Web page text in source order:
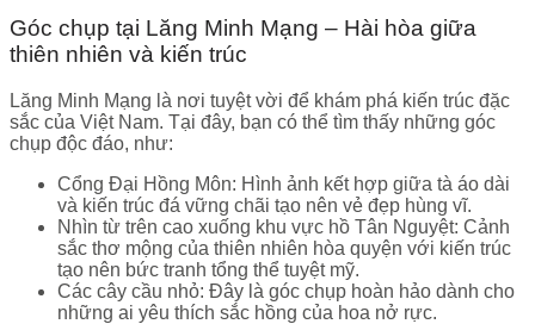
Góc chụp tại Lăng Minh Mạng – Hài hòa giữa
thiên nhiên và kiến trúc
Lăng Minh Mạng là nơi tuyệt vời để khám phá kiến trúc đặc
sắc của Việt Nam. Tại đây, bạn có thể tìm thấy những góc
chụp độc đáo, như:
Cổng Đại Hồng Môn: Hình ảnh kết hợp giữa tà áo dài
và kiến trúc đá vững chãi tạo nên vẻ đẹp hùng vĩ.
Nhìn từ trên cao xuống khu vực hồ Tân Nguyệt: Cảnh
sắc thơ mộng của thiên nhiên hòa quyện với kiến trúc
tạo nên bức tranh tổng thể tuyệt mỹ.
Các cây cầu nhỏ: Đây là góc chụp hoàn hảo dành cho
những ai yêu thích sắc hồng của hoa nở rực.